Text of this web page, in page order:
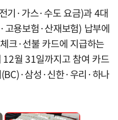
기·가스·수도 요금)과 4대
용보험·산재보험) 납부에
크·선불 카드에 지급하는
월 31일까지고 참여 카드
삼성·신한·우리·하나